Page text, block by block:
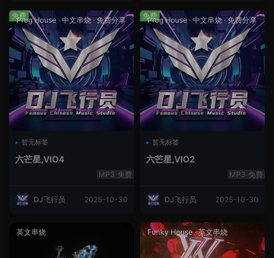
Prog House · 中文串烧·免费分享
暂无标签
六芒星,VIO4
免费
DJ飞行员 2025-10-30
免费 Prog House · 中文串烧·免费分享
暂无标签
六芒星,VIO2
免费
DJ飞行员 2025-10-30
免费
英文串烧 Funky House·英文串烧